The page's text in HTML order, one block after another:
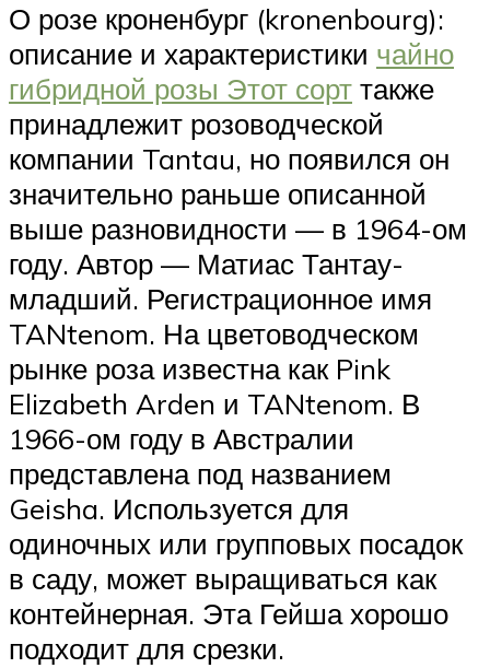
О розе кроненбург (kronenbourg):
описание и характеристики чайно
гибридной розы Этот сорт также
принадлежит розоводческой
компании Tantau, но появился он
значительно раньше описанной
выше разновидности — в 1964-ом
году. Автор — Матиас Тантау-
младший. Регистрационное имя
TANtenom. На цветоводческом
рынке роза известна как Pink
Elizabeth Arden и TANtenom. В
1966-ом году в Австралии
представлена под названием
Geisha. Используется для
одиночных или групповых посадок
в саду, может выращиваться как
контейнерная. Эта Гейша хорошо
подходит для срезки.